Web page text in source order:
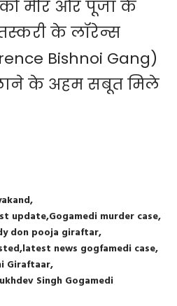
मीर और पूजा के
के लॉरेन्स
Bishnoi Gang)
के अहम सबूत मिले
update Gogamedi murder case
don pooja giraftar
latest news gogfamedi case
Giraftaar
Singh Gogamedi